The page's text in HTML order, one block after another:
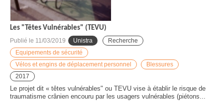
Les "Têtes Vulnérables" (TEVU)
Publié le 11/03/2019 Unistra
Recherche
Equipements de sécurité
Vélos et engins de déplacement personnel
Blessures
2017
Le projet dit « têtes vulnérables" ou TEVU vise à établir le risque de
traumatisme crânien encouru par les usagers vulnérables (piétons...